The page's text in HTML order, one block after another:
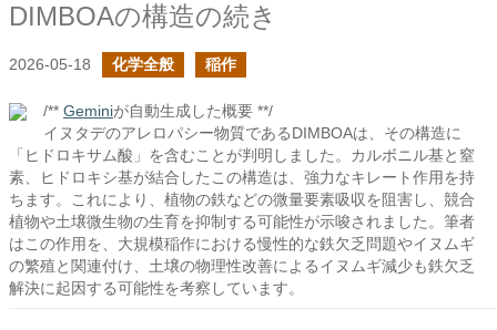
DIMBOAの構造の続き
2026-05-18 化学全般 稲作
/** Geminiが自動生成した概要 **/
イヌタデのアレロパシー物質であるDIMBOAは、その構造に
「ヒドロキサム酸」を含むことが判明しました。カルボニル基と窒
素、ヒドロキシ基が結合したこの構造は、強力なキレート作用を持
ちます。これにより、植物の鉄などの微量要素吸収を阻害し、競合
植物や土壌微生物の生育を抑制する可能性が示唆されました。筆者
はこの作用を、大規模稲作における慢性的な鉄欠乏問題やイヌムギ
の繁殖と関連付け、土壌の物理性改善によるイヌムギ減少も鉄欠乏
解決に起因する可能性を考察しています。